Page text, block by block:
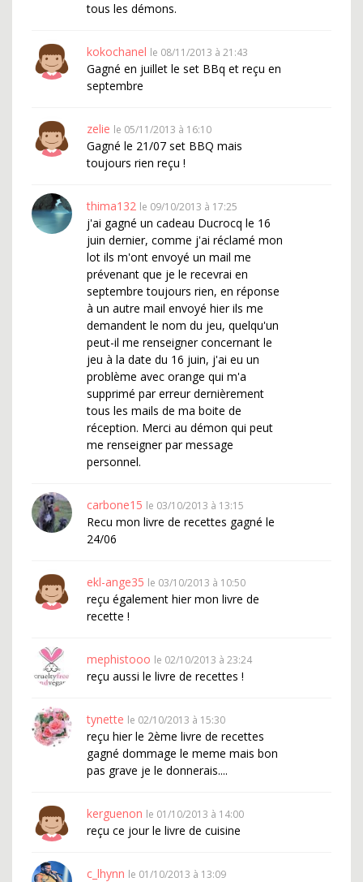
tous les démons.
kokochanel le 08/11/2013 à 21:43
Gagné en juillet le set BBq et reçu en
septembre
zelie le 05/11/2013 à 16:10
Gagné le 21/07 set BBQ mais
toujours rien reçu !
thima132 le 09/10/2013 à 17:25
j'ai gagné un cadeau Ducrocq le 16
juin dernier, comme j'ai réclamé mon
lot ils m'ont envoyé un mail me
prévenant que je le recevrai en
septembre toujours rien, en réponse
à un autre mail envoyé hier ils me
demandent le nom du jeu, quelqu'un
peut-il me renseigner concernant le
jeu à la date du 16 juin, j'ai eu un
problème avec orange qui m'a
supprimé par erreur dernièrement
tous les mails de ma boite de
réception. Merci au démon qui peut
me renseigner par message
personnel.
carbone15 le 03/10/2013 à 13:15
Recu mon livre de recettes gagné le
24/06
ekl-ange35 le 03/10/2013 à 10:50
reçu également hier mon livre de
recette !
mephistooo le 02/10/2013 à 23:24
reçu aussi le livre de recettes !
tynette le 02/10/2013 à 15:30
reçu hier le 2ème livre de recettes
gagné dommage le meme mais bon
pas grave je le donnerais....
kerguenon le 01/10/2013 à 14:00
reçu ce jour le livre de cuisine
c_lhynn le 01/10/2013 à 13:09